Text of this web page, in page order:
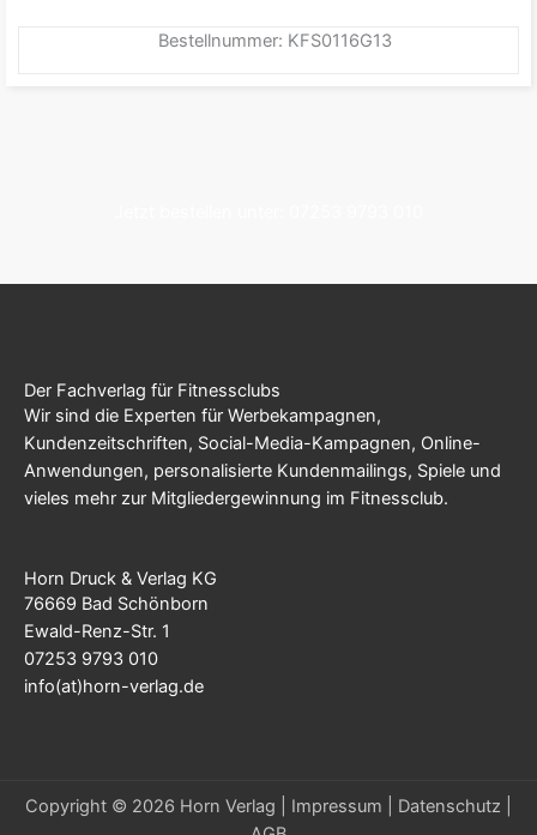
Bestellnummer: KFS0116G13
Der Fachverlag für Fitnessclubs
Wir sind die Experten für Werbekampagnen,
Kundenzeitschriften, Social-Media-Kampagnen, Online-
Anwendungen, personalisierte Kundenmailings, Spiele und
vieles mehr zur Mitgliedergewinnung im Fitnessclub.
Horn Druck & Verlag KG
76669 Bad Schönborn
Ewald-Renz-Str. 1
07253 9793 010
info(at)horn-verlag.de
Copyright © 2026 Horn Verlag | Impressum Datenschutz